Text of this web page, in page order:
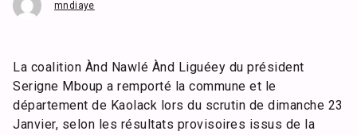
mndiaye
La coalition Ànd Nawlé Ànd Liguéey du président
Serigne Mboup a remporté la commune et le
département de Kaolack lors du scrutin de dimanche 23
Janvier, selon les résultats provisoires issus de la